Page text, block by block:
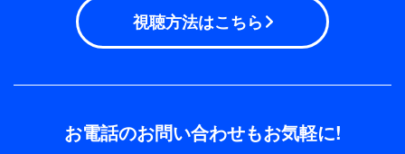
視聴方法はこちら
お電話のお問い合わせもお気軽に!